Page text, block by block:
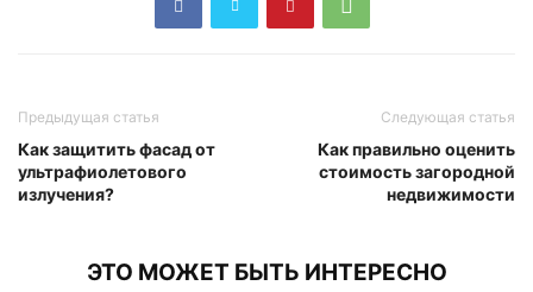
Предыдущая статья
Как защитить фасад от
ультрафиолетового
излучения?
Следующая статья
Как правильно оценить
стоимость загородной
недвижимости
ЭТО МОЖЕТ БЫТЬ ИНТЕРЕСНО